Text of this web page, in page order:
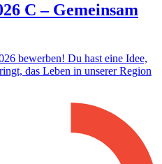
C – Gemeinsam
bewerben! Du hast eine Idee,
das Leben in unserer Region